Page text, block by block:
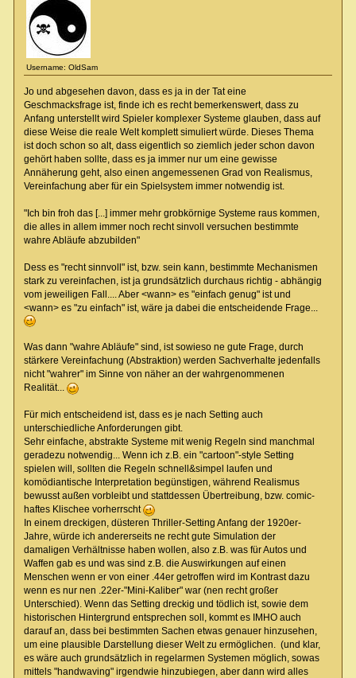
Username: OldSam
Jo und abgesehen davon, dass es ja in der Tat eine
Geschmacksfrage ist, finde ich es recht bemerkenswert, dass zu
Anfang unterstellt wird Spieler komplexer Systeme glauben, dass auf
diese Weise die reale Welt komplett simuliert würde. Dieses Thema
ist doch schon so alt, dass eigentlich so ziemlich jeder schon davon
gehört haben sollte, dass es ja immer nur um eine gewisse
Annäherung geht, also einen angemessenen Grad von Realismus,
Vereinfachung aber für ein Spielsystem immer notwendig ist.
"Ich bin froh das [...] immer mehr grobkörnige Systeme raus kommen,
die alles in allem immer noch recht sinvoll versuchen bestimmte
wahre Abläufe abzubilden"
Dess es "recht sinnvoll" ist, bzw. sein kann, bestimmte Mechanismen
stark zu vereinfachen, ist ja grundsätzlich durchaus richtig - abhängig
vom jeweiligen Fall.... Aber <wann> es "einfach genug" ist und
<wann> es "zu einfach" ist, wäre ja dabei die entscheidende Frage...
Was dann "wahre Abläufe" sind, ist sowieso ne gute Frage, durch
stärkere Vereinfachung (Abstraktion) werden Sachverhalte jedenfalls
nicht "wahrer" im Sinne von näher an der wahrgenommenen
Realität...
Für mich entscheidend ist, dass es je nach Setting auch
unterschiedliche Anforderungen gibt.
Sehr einfache, abstrakte Systeme mit wenig Regeln sind manchmal
geradezu notwendig... Wenn ich z.B. ein "cartoon"-style Setting
spielen will, sollten die Regeln schnell&simpel laufen und
komödiantische Interpretation begünstigen, während Realismus
bewusst außen vorbleibt und stattdessen Übertreibung, bzw. comic-
haftes Klischee vorherrscht
In einem dreckigen, düsteren Thriller-Setting Anfang der 1920er-
Jahre, würde ich andererseits ne recht gute Simulation der
damaligen Verhältnisse haben wollen, also z.B. was für Autos und
Waffen gab es und was sind z.B. die Auswirkungen auf einen
Menschen wenn er von einer .44er getroffen wird im Kontrast dazu
wenn es nur nen .22er-"Mini-Kaliber" war (nen recht großer
Unterschied). Wenn das Setting dreckig und tödlich ist, sowie dem
historischen Hintergrund entsprechen soll, kommt es IMHO auch
darauf an, dass bei bestimmten Sachen etwas genauer hinzusehen,
um eine plausible Darstellung dieser Welt zu ermöglichen. (und klar,
es wäre auch grundsätzlich in regelarmen Systemen möglich, sowas
mittels "handwaving" irgendwie hinzubiegen, aber dann wird alles